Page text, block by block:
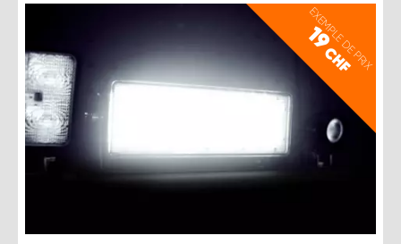
EXEMPLE DE PRIX
19
CHF